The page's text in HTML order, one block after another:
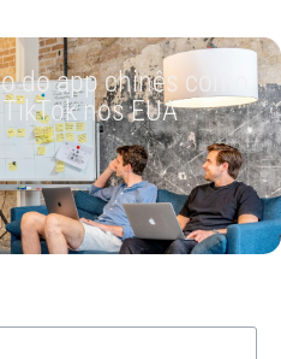
do app chinês como
nos EUA